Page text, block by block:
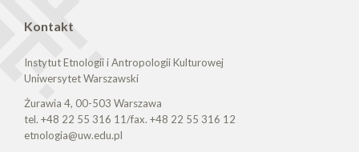
Kontakt
Instytut Etnologii i Antropologii Kulturowej
Uniwersytet Warszawski
Żurawia 4, 00-503 Warszawa
tel. +48 22 55 316 11/fax. +48 22 55 316 12
etnologia@uw.edu.pl